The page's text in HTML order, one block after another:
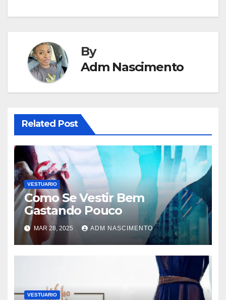
k
By
Adm Nascimento
Related Post
VESTUARIO
Como Se Vestir Bem
Gastando Pouco
MAR 28, 2025 ADM NASCIMENTO
VESTUARIO